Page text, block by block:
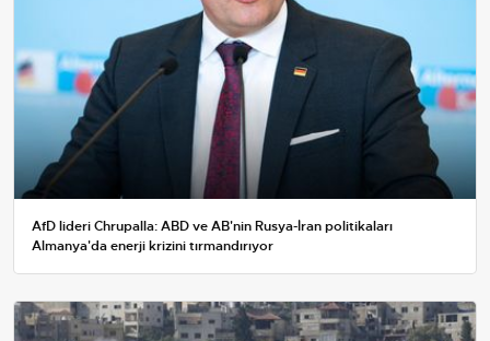
AfD lideri Chrupalla: ABD ve AB'nin Rusya-İran politikaları
Almanya'da enerji krizini tırmandırıyor